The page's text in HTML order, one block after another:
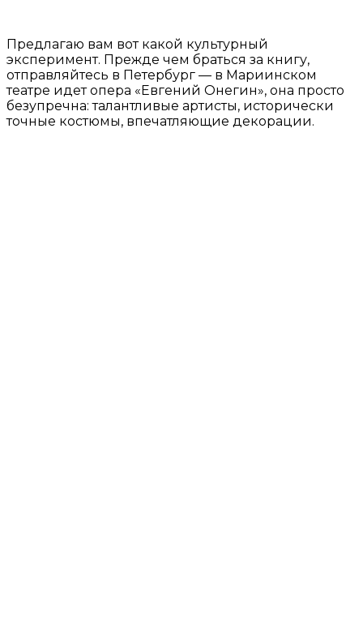
Предлагаю вам вот какой культурный
эксперимент. Прежде чем браться за книгу,
отправляйтесь в Петербург — в Мариинском
театре идет опера «Евгений Онегин», она просто
безупречна: талантливые артисты, исторически
точные костюмы, впечатляющие декорации.